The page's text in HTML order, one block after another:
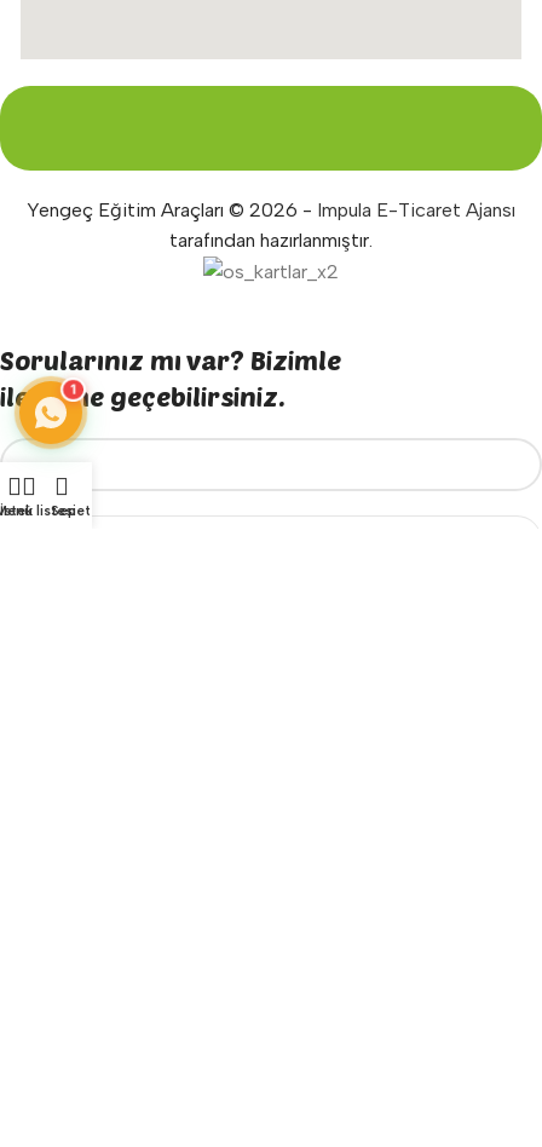
Yengeç Eğitim Araçları © 2026 - Impula E-Ticaret Ajansı
tarafından hazırlanmıştır.
Sorularınız mı var? Bizimle
iletişime geçebilirsiniz.
İstek listesi
Sepet
1